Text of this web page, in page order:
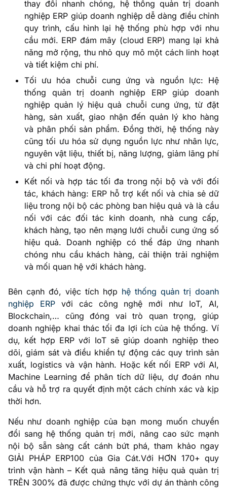
thay đổi nhanh chóng, hệ thống quản trị doanh
nghiệp ERP giúp doanh nghiệp dễ dàng điều chỉnh
quy trình, cấu hình lại hệ thống phù hợp với nhu
cầu mới. ERP đám mây (cloud ERP) mang lại khả
năng mở rộng, thu nhỏ quy mô một cách linh hoạt
và tiết kiệm chi phí.
Tối ưu hóa chuỗi cung ứng và nguồn lực: Hệ
thống quản trị doanh nghiệp ERP giúp doanh
nghiệp quản lý hiệu quả chuỗi cung ứng, từ đặt
hàng, sản xuất, giao nhận đến quản lý kho hàng
và phân phối sản phẩm. Đồng thời, hệ thống này
cũng tối ưu hóa sử dụng nguồn lực như nhân lực,
nguyên vật liệu, thiết bị, năng lượng, giảm lãng phí
và chi phí hoạt động.
Kết nối và hợp tác tối đa trong nội bộ và với đối
tác, khách hàng: ERP hỗ trợ kết nối và chia sẻ dữ
liệu trong nội bộ các phòng ban hiệu quả và là cầu
nối với các đối tác kinh doanh, nhà cung cấp,
khách hàng, tạo nên mạng lưới chuỗi cung ứng số
hiệu quả. Doanh nghiệp có thể đáp ứng nhanh
chóng nhu cầu khách hàng, cải thiện trải nghiệm
và mối quan hệ với khách hàng.
Bên cạnh đó, việc tích hợp hệ thống quản trị doanh
nghiệp ERPvới các công nghệ mới như IoT, AI,
Blockchain,… cũng đóng vai trò quan trọng, giúp
doanh nghiệp khai thác tối đa lợi ích của hệ thống. Ví
dụ, kết hợp ERP với IoT sẽ giúp doanh nghiệp theo
dõi, giám sát và điều khiển tự động các quy trình sản
xuất, logistics và vận hành. Hoặc kết nối ERP với AI,
Machine Learning để phân tích dữ liệu, dự đoán nhu
cầu và hỗ trợ ra quyết định một cách chính xác và kịp
thời hơn.
Nếu như doanh nghiệp của bạn mong muốn chuyển
đổi sang hệ thống quản trị mới, nâng cao sức mạnh
nội bộ sẵn sàng cất cánh bứt phá, tham khảo ngay
GIẢI PHÁP ERP100 của Gia Cát.Với HƠN 170+ quy
trình vận hành – Kết quả nâng tăng hiệu quả quản trị
TRÊN 300% đã được chứng thực với dự án thành công